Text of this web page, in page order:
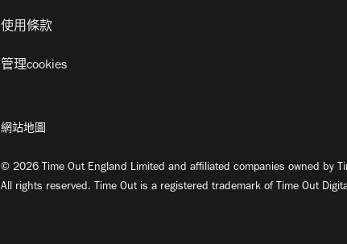
使用條款
管理cookies
網站地圖
© 2026 Time Out England Limited and affiliated companies owned by
All rights reserved. Time Out is a registered trademark of Time Out